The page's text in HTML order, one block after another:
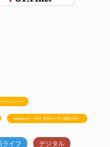
ビザニュース
Ayudanteの「GA4: 基本から学ぶ最新分析」
ライフ デジタル